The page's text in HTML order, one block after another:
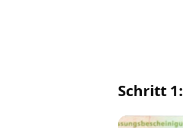
Schritt 1: